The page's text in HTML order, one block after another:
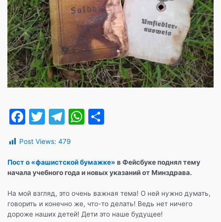
F
c
e
b
o
o
T
itt
er
T
e
gr
a
m
W
s
A
p
p
р
а
в
и
Post Views: 479
Пост о «фашистской бумажке» в Фейсбуке поднял тему
начала учебного года и новых указаний от Минздрава.
На мой взгляд, это очень важная тема! О ней нужно думать,
говорить и конечно же, что-то делать! Ведь нет ничего
дороже наших детей! Дети это наше будущее!